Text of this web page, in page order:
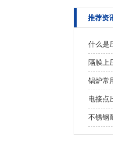
推荐资
什么是
隔膜上
锅炉常
电接点
不锈钢